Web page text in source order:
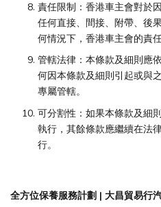
責任限制：香港車主會對於
任何直接、間接、附帶、後
何情況下，香港車主會的責
管轄法律：本條款及細則應
何因本條款及細則引起或與
專屬管轄。
可分割性：如果本條款及細
執行，其餘條款應繼續在法
行。
全方位保養服務計劃 | 大昌貿易行